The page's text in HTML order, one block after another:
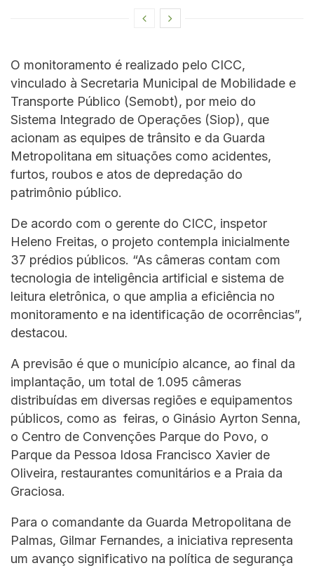
O monitoramento é realizado pelo CICC,
vinculado à Secretaria Municipal de Mobilidade e
Transporte Público (Semobt), por meio do
Sistema Integrado de Operações (Siop), que
acionam as equipes de trânsito e da Guarda
Metropolitana em situações como acidentes,
furtos, roubos e atos de depredação do
patrimônio público.
De acordo com o gerente do CICC, inspetor
Heleno Freitas, o projeto contempla inicialmente
37 prédios públicos. “As câmeras contam com
tecnologia de inteligência artificial e sistema de
leitura eletrônica, o que amplia a eficiência no
monitoramento e na identificação de ocorrências”,
destacou.
A previsão é que o município alcance, ao final da
implantação, um total de 1.095 câmeras
distribuídas em diversas regiões e equipamentos
públicos, como as feiras, o Ginásio Ayrton Senna,
o Centro de Convenções Parque do Povo, o
Parque da Pessoa Idosa Francisco Xavier de
Oliveira, restaurantes comunitários e a Praia da
Graciosa.
Para o comandante da Guarda Metropolitana de
Palmas, Gilmar Fernandes, a iniciativa representa
um avanço significativo na política de segurança